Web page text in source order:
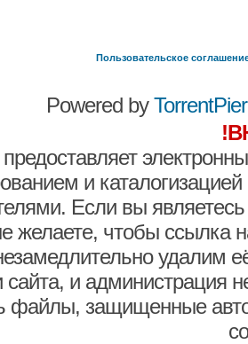
Пользовательское
Powered by
и
Если вы являетесь
желаете, чтобы ссылка
удалим
и администрация
файлы, защищенные